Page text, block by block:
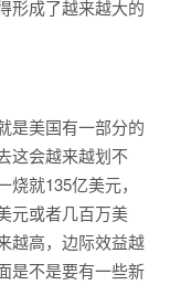
形成了越来越大的
是美国有一部分的
这会越来越划不
就135亿美元，
元或者几百万美
越高，边际效益越
是不是要有一些新